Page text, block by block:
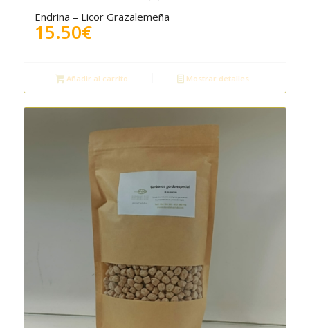
Endrina – Licor Grazalemeña
15.50€
Añadir al carrito Mostrar detalles